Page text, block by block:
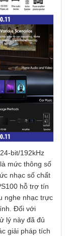
bit/192kHz
mức thông số
nhạc số chất
hỗ trợ tín
nghe nhạc trực
Đối với
lý này đã đủ
giải pháp tích